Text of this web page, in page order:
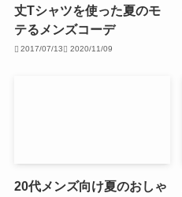
丈Tシャツを使った夏のモ
テるメンズコーデ
2017/07/13 2020/11/09
20代メンズ向け夏のおしゃ